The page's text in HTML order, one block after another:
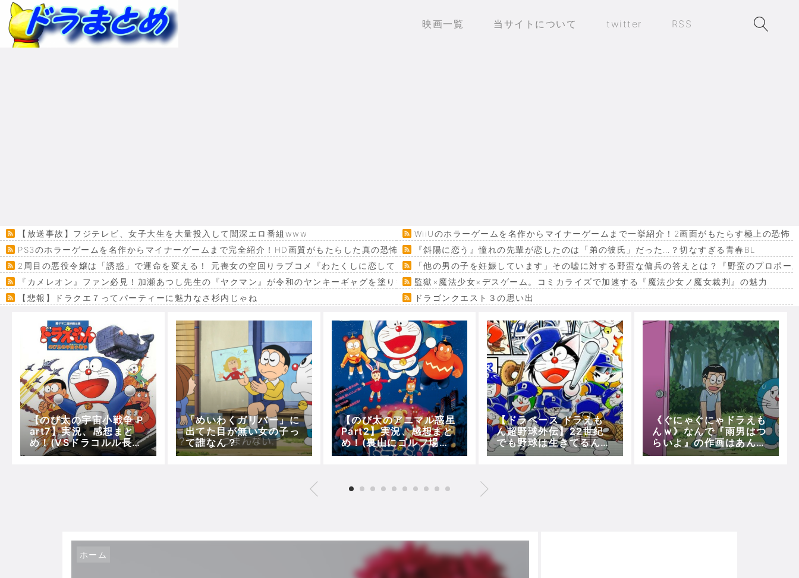
映画一覧 当サイトについて twitter RSS
【放送事故】フジテレビ、女子大生を大量投入して闇深エロ番組www
WiiUのホラーゲームを名作からマイナーゲームまで一挙紹介！2画面がもたらす極上の恐怖
PS3のホラーゲームを名作からマイナーゲームまで完全紹介！HD画質がもたらした真の恐怖…
『斜陽に恋う』憧れの先輩が恋したのは「弟の彼氏」だった…？切なすぎる青春BL
2周目の悪役令嬢は「誘惑」で運命を変える！ 元喪女の空回りラブコメ『わたくしに恋してください！』「他の男の子を妊娠しています」その嘘に対する野蛮な傭兵の答えとは？『野蛮のプロポー
『カメレオン』ファン必見！加瀬あつし先生の『ヤクマン』が令和のヤンキーギャグを塗り替える監獄×魔法少女×デスゲーム。コミカライズで加速する『魔法少女ノ魔女裁判』の魅力
【悲報】ドラクエ７ってパーティーに魅力なさ杉内じゃね
ドラゴンクエスト３の思い出
Powered by livedoor 相互RSS
【のび太の宇宙小戦争 P
art7】実況、感想まと
め！(VSドラコルル長官
～Ending)【5分で映画
「めいわくガリバー」に
出てた目が無い女の子っ
て誰なん？
【のび太のアニマル惑星
Part2】実況、感想まと
め！(裏山にゴルフ場建
設！？～ジャイアンスネ
【ドラベース ドラえも
ん超野球外伝】22世紀
でも野球は生きてるんよ
な！！！
《ぐにゃぐにゃドラえも
んｗ》なんで『雨男はつ
らいよ』の作画はあんな
に崩壊していたのか？
ホーム